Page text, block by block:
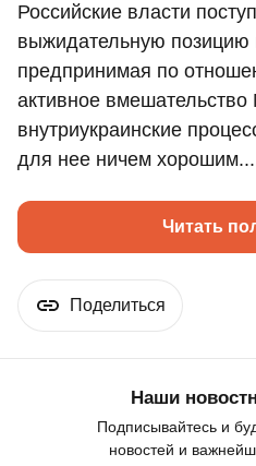
Российские власти
выжидательную позицию
предпринимая по
активное
внутриукраинские
для нее ничем
Читать
Поделиться
Наши
Подписывайтесь и
новостей и